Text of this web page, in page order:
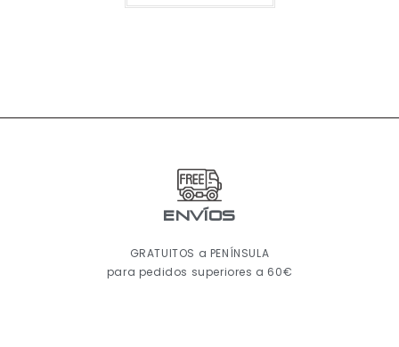
ENVÍOS
GRATUITOS a PENÍNSULA
para pedidos superiores a 60€